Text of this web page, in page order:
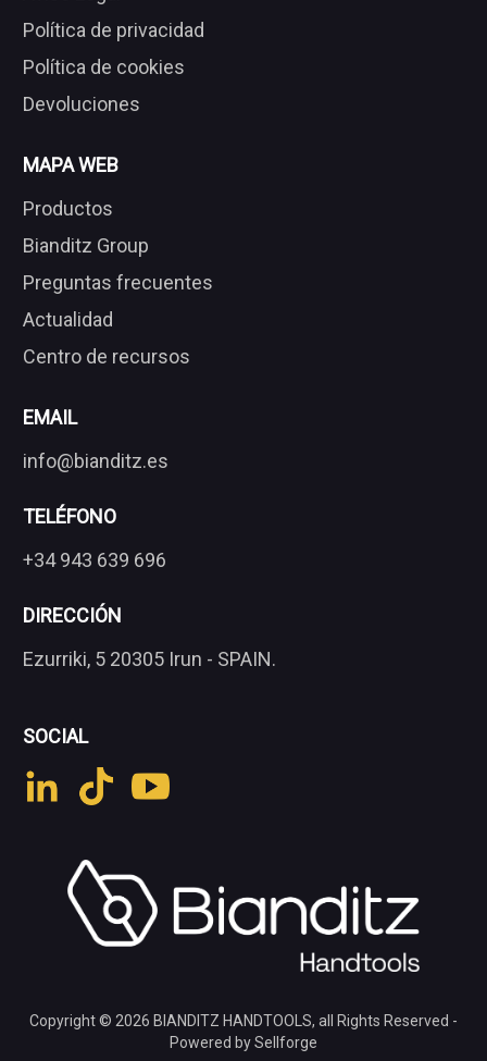
Política de privacidad
Política de cookies
Devoluciones
MAPA WEB
Productos
Bianditz Group
Preguntas frecuentes
Actualidad
Centro de recursos
EMAIL
info@bianditz.es
TELÉFONO
+34 943 639 696
DIRECCIÓN
Ezurriki, 5 20305 Irun - SPAIN.
SOCIAL
Copyright © 2026 BIANDITZ HANDTOOLS, all Rights Reserved -
Powered by Sellforge